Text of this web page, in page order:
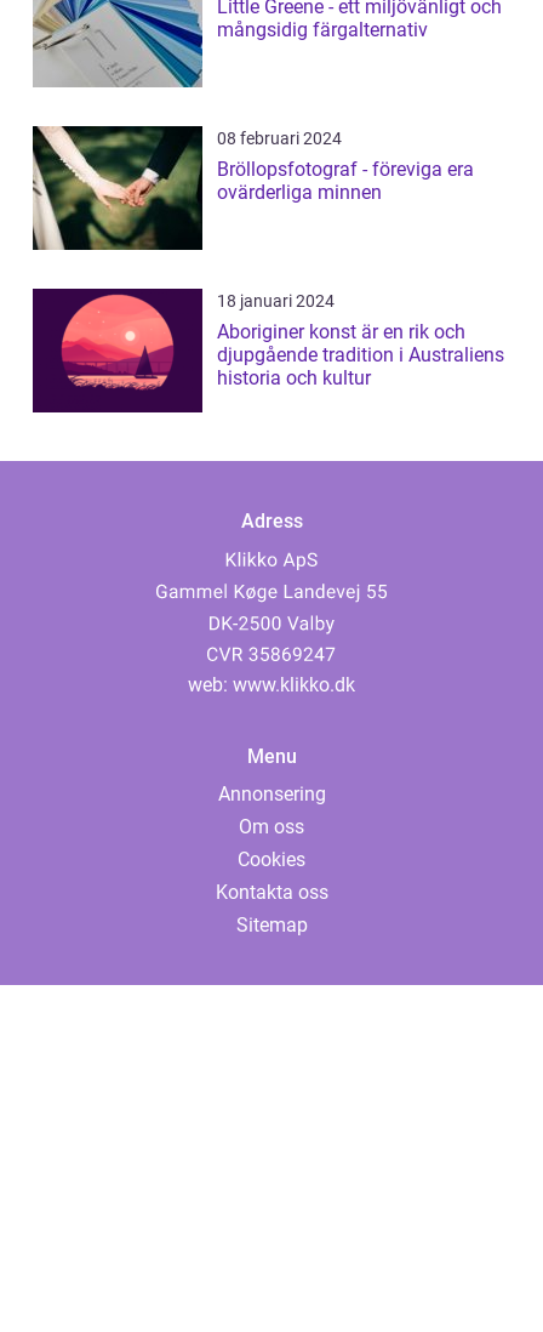
Little Greene - ett miljövänligt och
mångsidig färgalternativ
08 februari 2024
Bröllopsfotograf - föreviga era
ovärderliga minnen
18 januari 2024
Aboriginer konst är en rik och
djupgående tradition i Australiens
historia och kultur
Adress
web: www.klikko.dk
Menu
Annonsering
Om oss
Cookies
Kontakta oss
Sitemap